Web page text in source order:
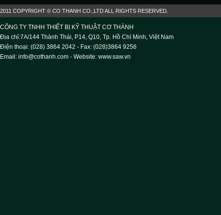
2011 COPYRIGHT © CO THANH CO.,LTD ALL RIGHTS RESERVED.
CÔNG TY TNHH THIẾT BỊ KỸ THUẬT CƠ THÀNH
Địa chỉ:7A/144 Thành Thái, P14, Q10, Tp. Hồ Chí Minh, Việt Nam
Điện thoại: (028) 3864 2042 - Fax: (028)3864 9256
Email: info@cothanh.com - Website: www.saw.vn